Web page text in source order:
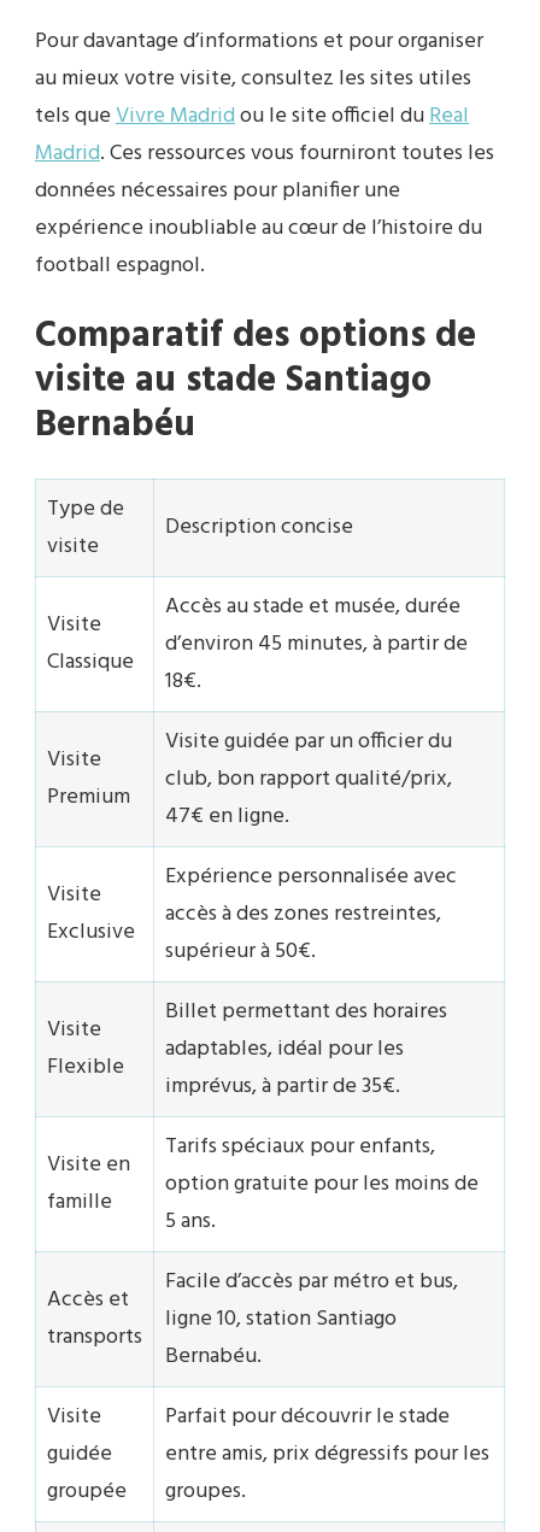
Pour davantage d’informations et pour organiser
au mieux votre visite, consultez les sites utiles
tels queVivre Madridou le site officiel duReal
Madrid. Ces ressources vous fourniront toutes les
données nécessaires pour planifier une
expérience inoubliable au cœur de l’histoire du
football espagnol.
Comparatif des options de
visite au stade Santiago
Bernabéu
Type de
visite
Description concise
Visite
Classique
Accès au stade et musée, durée
d’environ 45 minutes, à partir de
18€.
Visite
Premium
Visite guidée par un officier du
club, bon rapport qualité/prix,
47€ en ligne.
Visite
Exclusive
Expérience personnalisée avec
accès à des zones restreintes,
supérieur à 50€.
Visite
Flexible
Billet permettant des horaires
adaptables, idéal pour les
imprévus, à partir de 35€.
Visite en
famille
Tarifs spéciaux pour enfants,
option gratuite pour les moins de
5 ans.
Accès et
transports
Facile d’accès par métro et bus,
ligne 10, station Santiago
Bernabéu.
Visite
guidée
groupée
Parfait pour découvrir le stade
entre amis, prix dégressifs pour les
groupes.